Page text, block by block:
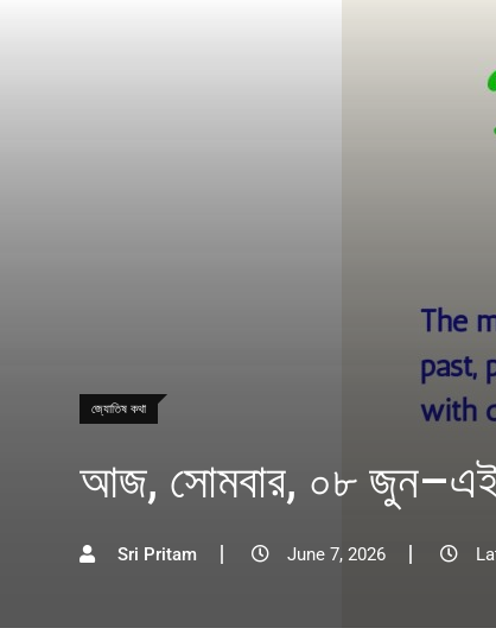
জ্যোতিষ কথা
আজ, সোমবার, ০৮ জুন–এই
Sri Pritam June 7, 2026